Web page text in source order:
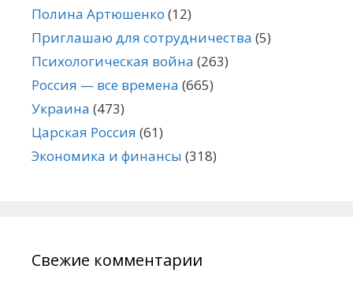
Полина Артюшенко (12)
Приглашаю для сотрудничества (5)
Психологическая война (263)
Россия — все времена (665)
Украина (473)
Царская Россия (61)
Экономика и финансы (318)
Свежие комментарии